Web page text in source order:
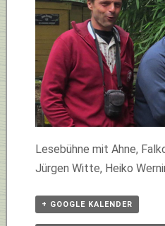
Lesebühne mit Ahne,
Jürgen Witte, Heiko
+ GOOGLE KALENDER